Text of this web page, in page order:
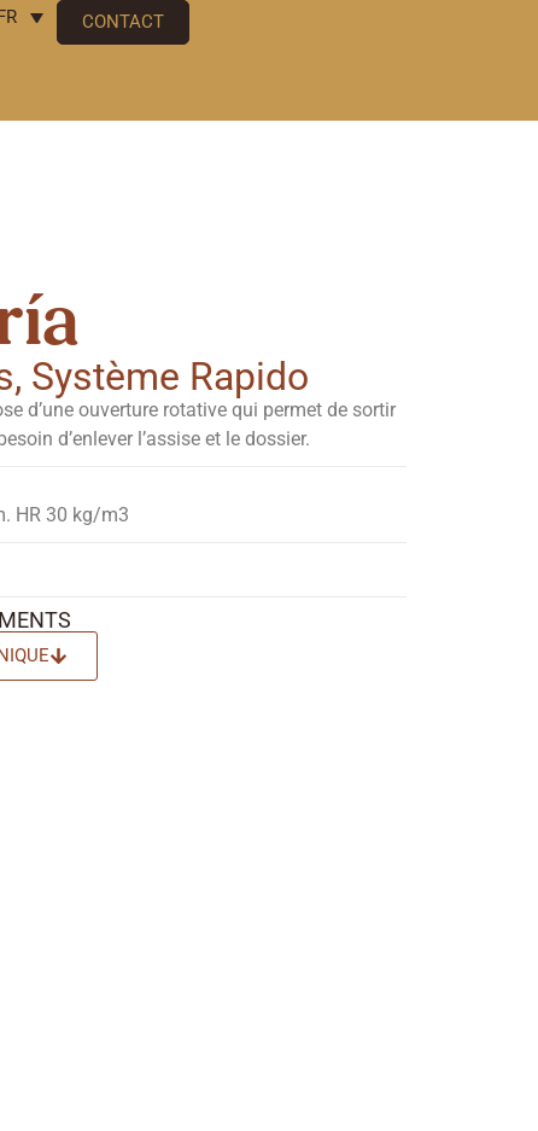
CONTACT
, Système Rapido
d’une ouverture rotative qui permet de sortir
d’enlever l’assise et le dossier.
HR 30 kg/m3